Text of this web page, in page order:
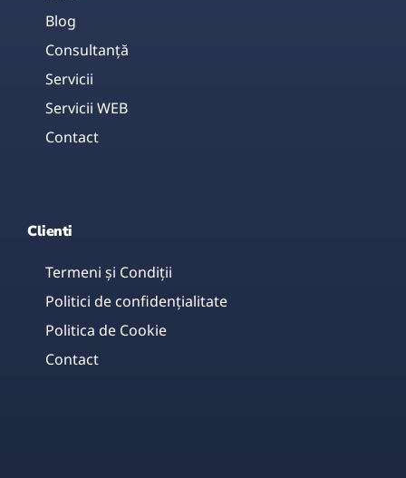
Blog
Consultanţă
Servicii
Servicii WEB
Contact
Clienti
Termeni și Condiții
Politici de confidențialitate
Politica de Cookie
Contact